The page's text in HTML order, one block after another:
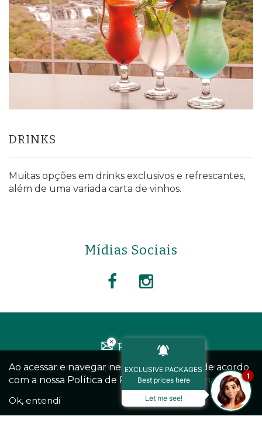
DRINKS
Muitas opções em drinks exclusivos e refrescantes,
além de uma variada carta de vinhos.
Mídias Sociais
E-mail
comercial@quedasparkhotel.com.br
Ao acessar e navegar neste site você está de acordo
com a nossa Política de Privacidade. Leia mais
Ok, entendi
×
EXCLUSIVE PACKAGES
Best prices here
Let me see!
1